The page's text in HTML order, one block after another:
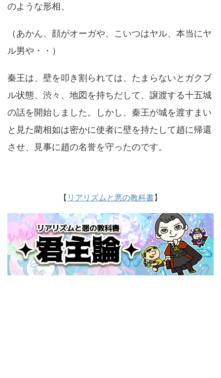
のような形相、
（あかん、顔がオーガや、こいつはヤル、本当にヤ
ル男や・・）
秦王は、壁を叩き割られては、たまらないとガクブ
ル状態、渋々、地図を持ちだして、譲渡する十五城
の話を開始しました。しかし、秦王が城を渡すまい
と見た藺相如は密かに使者に壁を持たして趙に帰還
させ、見事に趙の名誉を守ったのです。
【 リアリズムと悪の教科書】